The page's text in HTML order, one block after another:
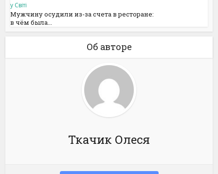
у Світі
Мужчину осудили из-за счета в ресторане:
в чём была...
Об авторе
Ткачик Олеся